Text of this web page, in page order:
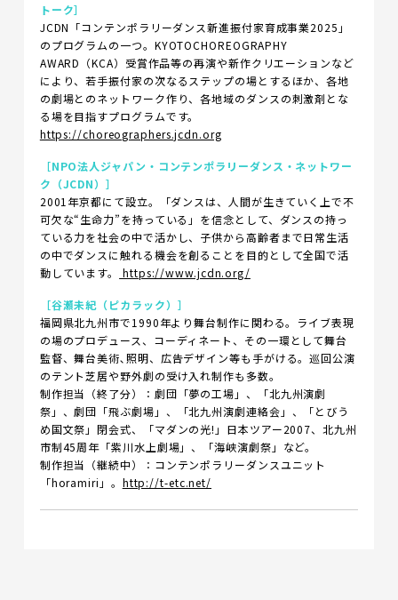
トーク］
JCDN「コンテンポラリーダンス新進振付家育成事業2025」
のプログラムの一つ。KYOTOCHOREOGRAPHY
AWARD（KCA）受賞作品等の再演や新作クリエーションなど
により、若手振付家の次なるステップの場とするほか、各地
の劇場とのネットワーク作り、各地域のダンスの刺激剤とな
る場を目指すプログラムです。
https://choreographers.jcdn.org
［NPO法人ジャパン・コンテンポラリーダンス・ネットワー
ク（JCDN）］
2001年京都にて設立。「ダンスは、人間が生きていく上で不
可欠な“生命力”を持っている」を信念として、ダンスの持っ
ている力を社会の中で活かし、子供から高齢者まで日常生活
の中でダンスに触れる機会を創ることを目的として全国で活
動しています。
https://www.jcdn.org/
［谷瀬未紀（ピカラック）］
福岡県北九州市で1990年より舞台制作に関わる。ライブ表現
の場のプロデュース、コーディネート、その一環として舞台
監督、舞台美術､照明、広告デザイン等も手がける。巡回公演
のテント芝居や野外劇の受け入れ制作も多数。
制作担当（終了分）：劇団「夢の工場」、「北九州演劇
祭」、劇団「飛ぶ劇場」、「北九州演劇連絡会」、「とびう
め国文祭」閉会式、「マダンの光!」日本ツアー2007、北九州
市制45周年「紫川水上劇場」、「海峡演劇祭」など。
制作担当（継続中）：コンテンポラリーダンスユニット
「horamiri」。 http://t-etc.net/